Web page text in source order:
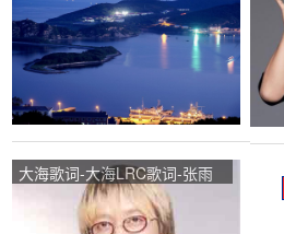
LRC歌词-朱明瑛
大海歌词-大海LRC歌词-张雨